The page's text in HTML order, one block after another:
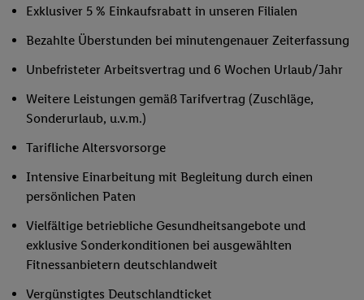
Exklusiver 5 % Einkaufsrabatt in unseren Filialen
Bezahlte Überstunden bei minutengenauer Zeiterfassung
Unbefristeter Arbeitsvertrag und 6 Wochen Urlaub/Jahr
Weitere Leistungen gemäß Tarifvertrag (Zuschläge,
Sonderurlaub, u.v.m.)
Tarifliche Altersvorsorge
Intensive Einarbeitung mit Begleitung durch einen
persönlichen Paten
Vielfältige betriebliche Gesundheitsangebote und
exklusive Sonderkonditionen bei ausgewählten
Fitnessanbietern deutschlandweit
Vergünstigtes Deutschlandticket